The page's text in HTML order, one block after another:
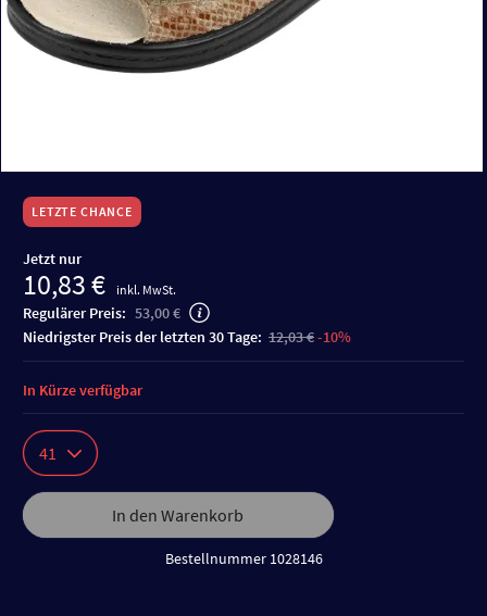
LETZTE CHANCE
Jetzt nur
10,83 € inkl. MwSt.
Regulärer Preis: 53,00 €
niedrigster Preis der letzten 30 Tage: 12,03 €-10%
41
In den Warenkorb
Bestellnummer 1028146
In Kürze verfügbar